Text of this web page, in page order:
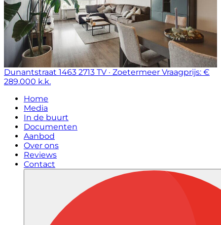
Dunantstraat 1463 2713 TV · Zoetermeer Vraagprijs: €
289.000 k.k.
Home
Media
In de buurt
Documenten
Aanbod
Over ons
Reviews
Contact